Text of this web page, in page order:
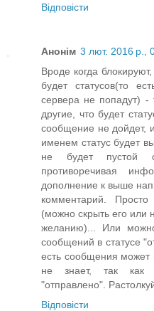
Відповісти
Анонім 3 лют. 2016 р.,
Вроде когда
будет статусов(то
сервера не попадут) -
другие, что будет
сообщение не дойдет,
именем статус будет
не будет пустой
противоречивая
дополнение к выше
комментарий.
(можно скрыть его или
желанию)... Или
сообщений в статусе
есть сообщения может
не знает, так как
"отправлено".
Відповісти